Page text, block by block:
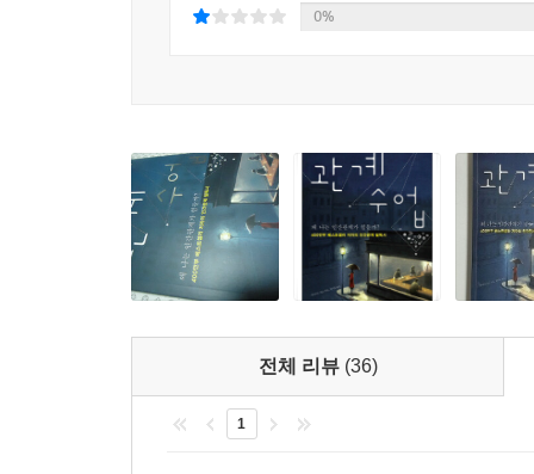
자연스럽게 상대방을 잘 이해하게 되는데, 여기
인간관계는 우리가 원하는 만큼 더 좋아지며 관
상대방을 탓하고 지배하는 것이 아니라, 자신의
인간관계를 만들려는 노력이 곧 편안하고 만족
과정임을 깨닫게 될 것이다.
-인간관계를 다룬 책 중 최고다. 세대를 뛰어넘어
-행복하고 건강한 관계를 원하는 모든 부부와 연
-나는 인간관계에 대한 책을 수백 권 읽었고 감
0%
전체 리뷰 (36)
1